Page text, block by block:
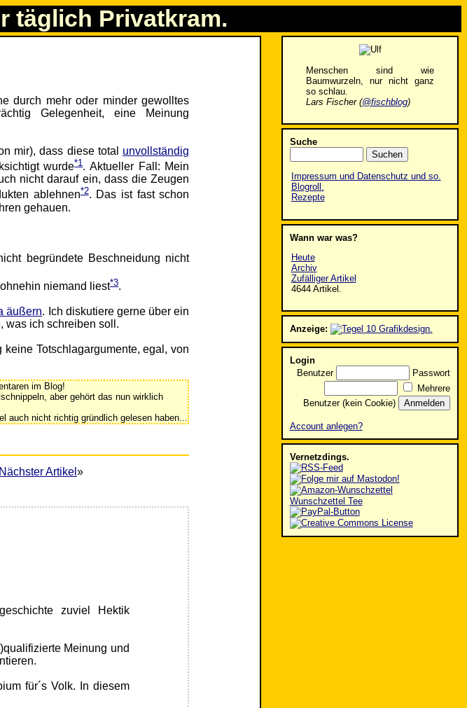
täglich Privatkram.
durch mehr oder minder gewolltes
Gelegenheit, eine Meinung
mir), dass diese total unvollständig
wurde*1. Aktueller Fall: Mein
nicht darauf ein, dass die Zeugen
ablehnen*2. Das ist fast schon
gehauen.
begründete Beschneidung nicht
niemand liest*3.
äußern. Ich diskutiere gerne über ein
was ich schreiben soll.
Totschlagargumente, egal, von
im Blog!
aber gehört das nun wirklich
auch nicht richtig gründlich gelesen haben...
Nächster Artikel »
zuviel Hektik
Meinung und
für´s Volk. In diesem
Menschen sind wie
Baumwurzeln, nur nicht ganz
so schlau.
Lars Fischer (@fischblog)
Suche
Impressum und Datenschutz und so.
Blogroll.
Rezepte
Wann war was?
Heute
Archiv
Zufälliger Artikel
4644 Artikel.
Anzeige:
Login
Benutzer
Passwort
Mehrere
Benutzer (kein Cookie)
Account anlegen?
Vernetzdings.
Wunschzettel Tee